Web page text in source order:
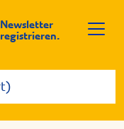
Newsletter
registrieren.